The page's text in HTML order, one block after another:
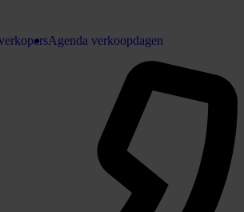
Agenda verkoopdagen